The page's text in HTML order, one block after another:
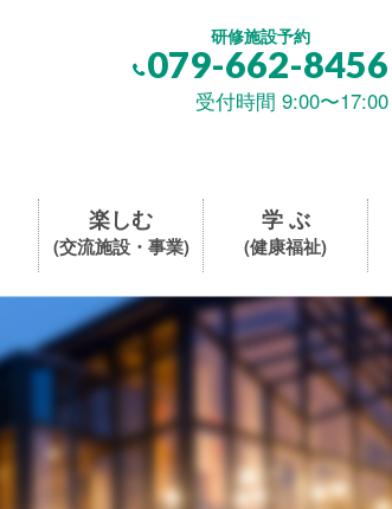
研修施設予約
079-662-8456
受付時間 9:00〜17:00
楽しむ
(交流施設・事業)
学 ぶ
(健康福祉)